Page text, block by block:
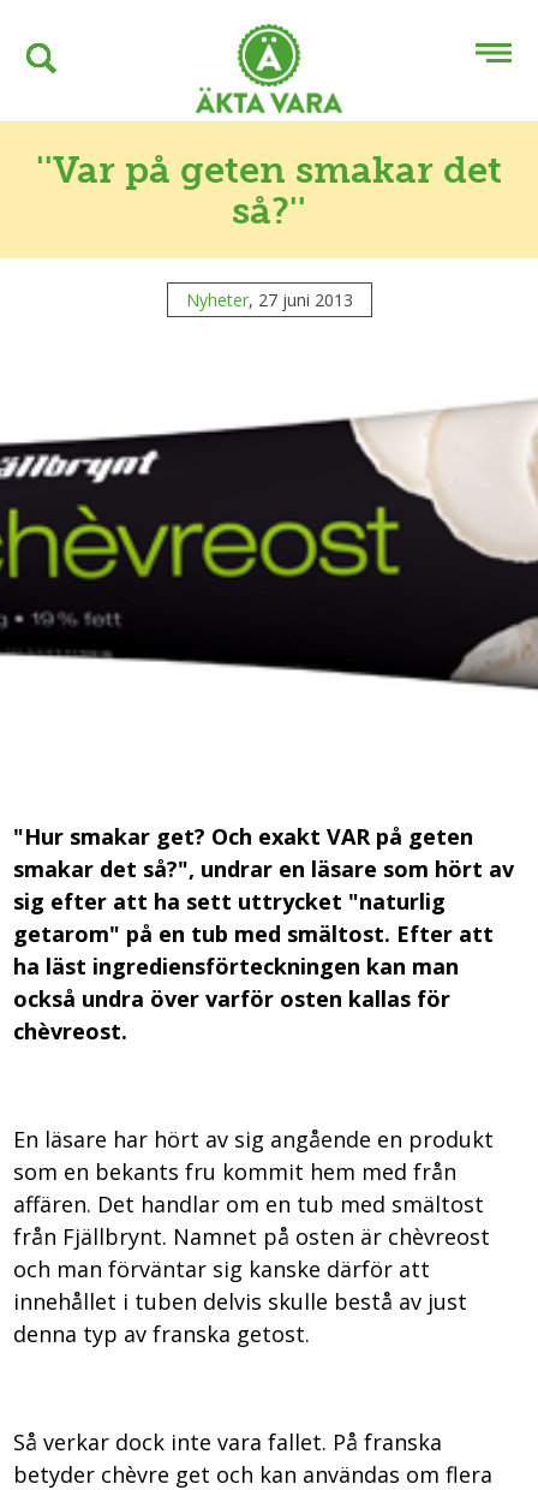
''Var på geten smakar det
så?''
Nyheter, 27 juni 2013
"Hur smakar get? Och exakt VAR på geten
smakar det så?", undrar en läsare som hört av
sig efter att ha sett uttrycket "naturlig
getarom" på en tub med smältost. Efter att
ha läst ingrediensförteckningen kan man
också undra över varför osten kallas för
chèvreost.
En läsare har hört av sig angående en produkt
som en bekants fru kommit hem med från
affären. Det handlar om en tub med smältost
från Fjällbrynt. Namnet på osten är chèvreost
och man förväntar sig kanske därför att
innehållet i tuben delvis skulle bestå av just
denna typ av franska getost.
Så verkar dock inte vara fallet. På franska
betyder chèvre get och kan användas om flera